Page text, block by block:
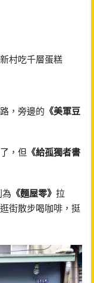
村吃千層蛋糕
，旁邊的 《美軍豆
，但 《給孤獨者書
《麵屋零》 拉
街散步喝咖啡，挺